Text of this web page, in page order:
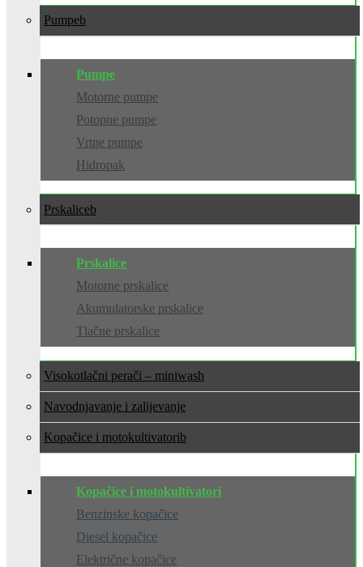
Pumpe
Pumpe
Motorne pumpe
Potopne pumpe
Vrtne pumpe
Hidropak
Prskalice
Prskalice
Motorne prskalice
Akumulatorske prskalice
Tlačne prskalice
Visokotlačni perači – miniwash
Navodnjavanje i zalijevanje
Kopačice i motokultivatori
Kopačice i motokultivatori
Benzinske kopačice
Diesel kopačice
Električne kopačice